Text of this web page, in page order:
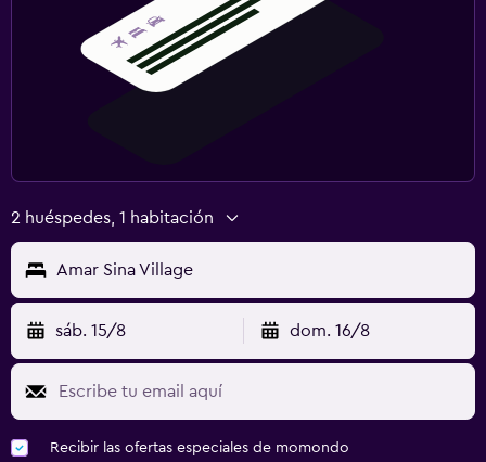
2 huéspedes, 1 habitación
Amar Sina Village
sáb. 15/8 dom. 16/8
Recibir las ofertas especiales de momondo